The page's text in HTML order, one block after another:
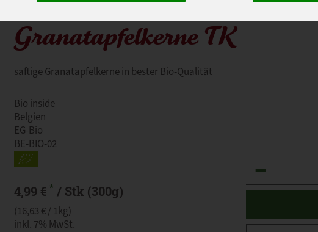
Granatapfelkerne TK
saftige Granatapfelkerne in bester Bio-Qualität
Bio inside
Belgien
EG-Bio
BE-BIO-02
4,99 € * / Stk (300g)
(16,63 € / 1kg)
inkl. 7% MwSt.